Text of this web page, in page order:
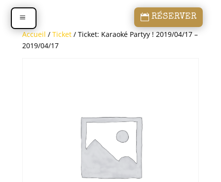
RÉSERVER
Accueil / Ticket/ Ticket: Karaoké Partyy ! 2019/04/17 –
2019/04/17